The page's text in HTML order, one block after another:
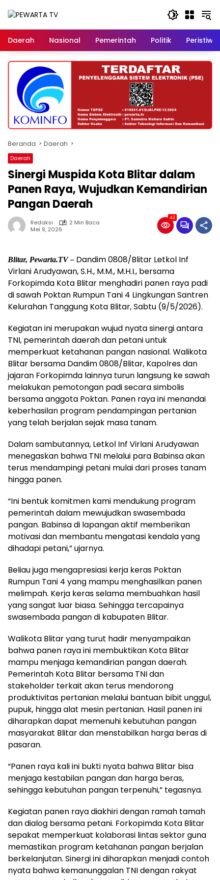
Daerah
Nasional Pemerintah Politik Peristiwa
Beranda Daerah
Daerah
Sinergi Muspida Kota Blitar dalam
Panen Raya, Wujudkan Kemandirian
Pangan Daerah
Redaksi
2 Min Baca
Mei 9, 2026
43
Blitar, Pewarta.TV – Dandim 0808/Blitar Letkol Inf
Virlani Arudyawan, S.H., M.M., M.H.I., bersama
Forkopimda Kota Blitar menghadiri panen raya padi
di sawah Poktan Rumpun Tani 4 Lingkungan Santren
Kelurahan Tanggung Kota Blitar, Sabtu (9/5/2026).
Kegiatan ini merupakan wujud nyata sinergi antara
TNI, pemerintah daerah dan petani untuk
memperkuat ketahanan pangan nasional. Walikota
Blitar bersama Dandim 0808/Blitar, Kapolres dan
jajaran Forkopimda lainnya turun langsung ke sawah
melakukan pemotongan padi secara simbolis
bersama anggota Poktan. Panen raya ini menandai
keberhasilan program pendampingan pertanian
yang telah berjalan sejak masa tanam.
Dalam sambutannya, Letkol Inf Virlani Arudyawan
menegaskan bahwa TNI melalui para Babinsa akan
terus mendampingi petani mulai dari proses tanam
hingga panen.
“Ini bentuk komitmen kami mendukung program
pemerintah dalam mewujudkan swasembada
pangan. Babinsa di lapangan aktif memberikan
motivasi dan membantu mengatasi kendala yang
dihadapi petani,” ujarnya.
Beliau juga mengapresiasi kerja keras Poktan
Rumpun Tani 4 yang mampu menghasilkan panen
melimpah. Kerja keras selama membuahkan hasil
yang sangat luar biasa. Sehingga tercapainya
swasembada pangan di kabupaten Blitar.
Walikota Blitar yang turut hadir menyampaikan
bahwa panen raya ini membuktikan Kota Blitar
mampu menjaga kemandirian pangan daerah.
Pemerintah Kota Blitar bersama TNI dan
stakeholder terkait akan terus mendorong
produktivitas pertanian melalui bantuan bibit unggul,
pupuk, hingga alat mesin pertanian. Hasil panen ini
diharapkan dapat memenuhi kebutuhan pangan
masyarakat Blitar dan menstabilkan harga beras di
pasaran.
“Panen raya kali ini bukti nyata bahwa Blitar bisa
menjaga kestabilan pangan dan harga beras,
sehingga kebutuhan pangan terpenuhi,” tegasnya.
Kegiatan panen raya diakhiri dengan ramah tamah
dan dialog bersama petani. Forkopimda Kota Blitar
sepakat memperkuat kolaborasi lintas sektor guna
memastikan program ketahanan pangan berjalan
berkelanjutan. Sinergi ini diharapkan menjadi contoh
nyata bahwa kemanunggalan TNI dengan rakyat